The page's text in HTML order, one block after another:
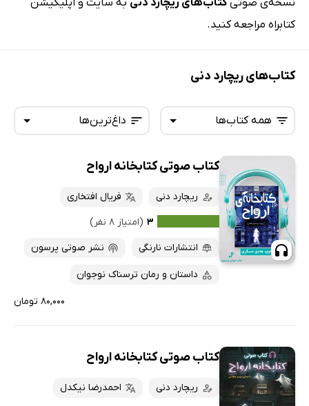
نسخه‌ی صوتیکتاب‌های ریچارد دنی به سایت و اپلیکیشن
کتابراه مراجعه کنید.
کتاب‌های ریچارد دنی
داغ‌ترین‌ها
تازه‌ها
داغ‌ترین‌ها
پرفروش‌ها
پربحث‌ها
ارزان ترین‌ها
همه کتاب‌ها
همه کتاب‌ها
کتاب‌های صوتی
کتاب‌های متنی
کتاب صوتی کتابخانه ارواح
ریچارد دنی
فریال افتخاری
۳ (امتیاز ۸ نفر)
انتشارات نارنگی
نشر صوتی پرسون
داستان و رمان ترسناک نوجوان
۸۰,۰۰۰ تومان
کتاب صوتی کتابخانه ارواح
ریچارد دنی احمدرضا نیکدل